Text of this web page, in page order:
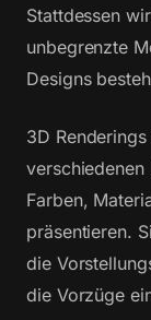
Stattdessen
unbegrenzte
Designs
3D
Farben,
präsentieren.
die
die Vorzüge